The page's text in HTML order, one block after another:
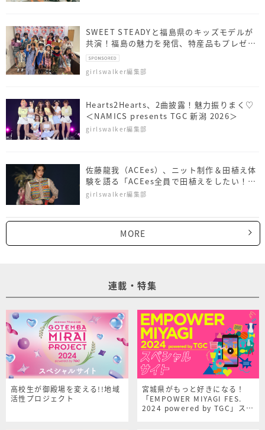
SWEET STEADYと福島県のキッズモデルが
共演！福島の魅力を発信、特産品もプレゼン
ト
girlswalker編集部
Hearts2Hearts、2曲披露！魅力振りまく♡
＜NAMICS presents TGC 新潟 2026＞
girlswalker編集部
佐藤⿓我（ACEes）、ニット制作＆田植え体
験を語る「ACEes全員で田植えをしたい！」
＜NAMICS presents TGC 新潟 2026＞
girlswalker編集部
MORE
連載・特集
高校生が御殿場を変える!!地域
活性プロジェクト
宮城県がもっと好きになる！
「EMPOWER MIYAGI FES.
2024 powered by TGC」スペ